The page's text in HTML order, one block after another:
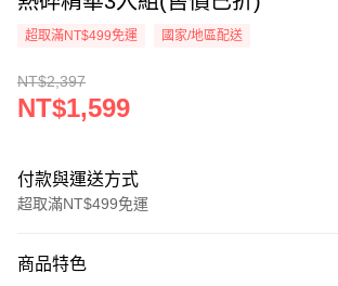
超取滿NT$499免運 國家/地區配送
NT$2,397
NT$1,599
付款與運送方式
超取滿NT$499免運
信用卡一次付款
商品特色